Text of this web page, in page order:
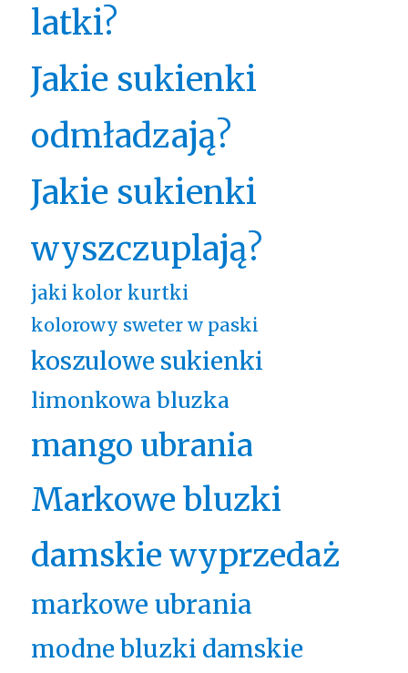
latki?
Jakie sukienki
odmładzają?
Jakie sukienki
wyszczuplają?
jaki kolor kurtki
kolorowy sweter w paski
koszulowe sukienki
limonkowa bluzka
mango ubrania
Markowe bluzki
damskie wyprzedaż
markowe ubrania
modne bluzki damskie